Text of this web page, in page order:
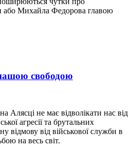
або Михайла Федорова главою
свободою
Алясці не має відволікати нас від
агресії та брутальних
відмову від військової служби в
на весь світ.